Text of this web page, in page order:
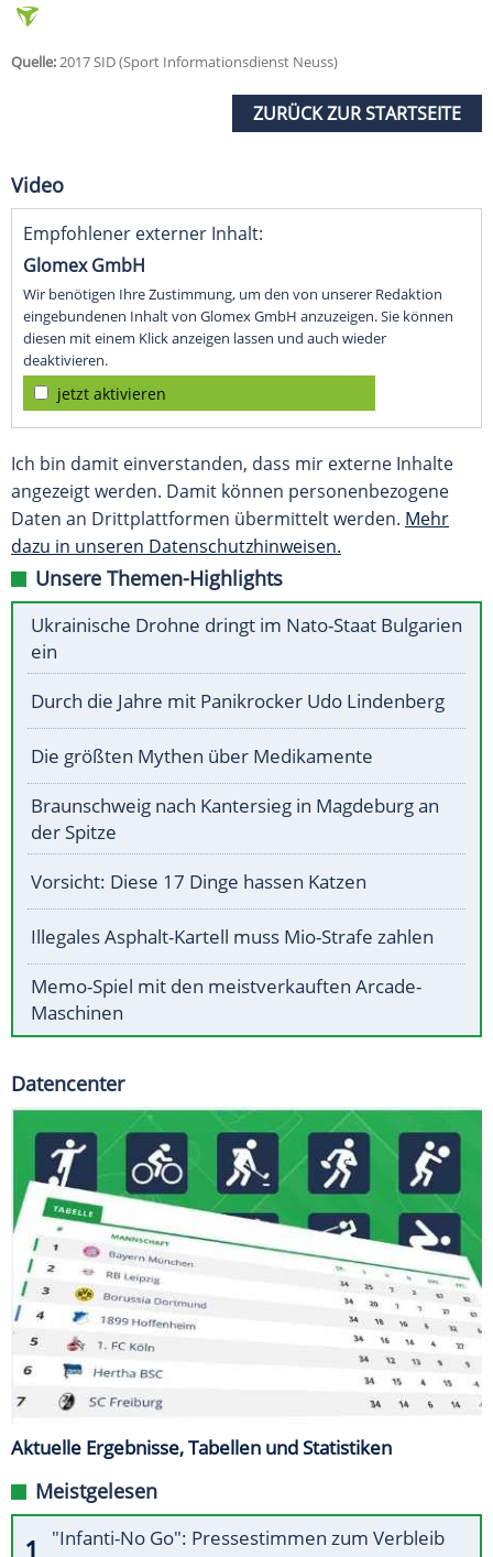
Quelle:2017 SID (Sport Informationsdienst Neuss)
ZURÜCK ZUR STARTSEITE
Video
Empfohlener externer Inhalt:
Glomex GmbH
Wir benötigen Ihre Zustimmung, um den von unserer Redaktion
eingebundenen Inhalt von Glomex GmbH anzuzeigen. Sie können
diesen mit einem Klick anzeigen lassen und auch wieder
deaktivieren.
jetzt aktivieren
Ich bin damit einverstanden, dass mir externe Inhalte
angezeigt werden. Damit können personenbezogene
Daten an Drittplattformen übermittelt werden. Mehr
dazu in unseren Datenschutzhinweisen.
Unsere Themen-Highlights
Ukrainische Drohne dringt im Nato-Staat Bulgarien
ein
Durch die Jahre mit Panikrocker Udo Lindenberg
Die größten Mythen über Medikamente
Braunschweig nach Kantersieg in Magdeburg an
der Spitze
Vorsicht: Diese 17 Dinge hassen Katzen
Illegales Asphalt-Kartell muss Mio-Strafe zahlen
Memo-Spiel mit den meistverkauften Arcade-
Maschinen
Datencenter
Aktuelle Ergebnisse, Tabellen und Statistiken
Meistgelesen
"Infanti-No Go": Pressestimmen zum Verbleib